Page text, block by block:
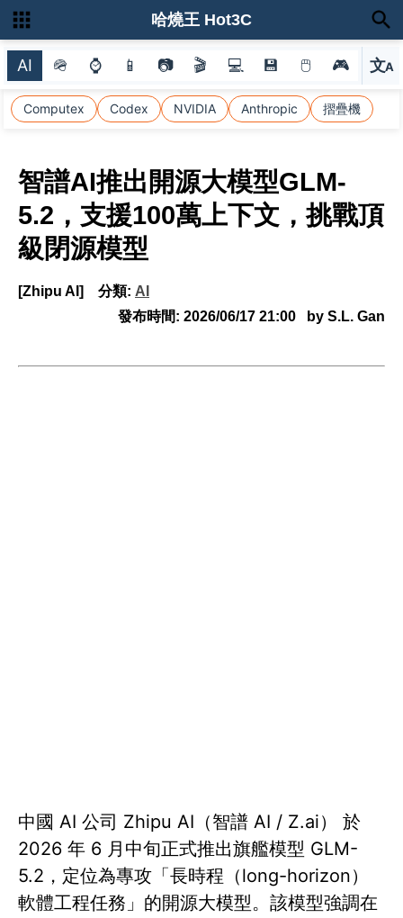
AI 🪖 ⌚ 📱 📷 🎬 💻 💾 🖱 🎮 文A
選
Computex Codex NVIDIA Anthropic 摺疊機
哈燒王 Hot3C
智譜AI推出開源大模型GLM-
5.2，支援100萬上下文，挑戰頂
級閉源模型
[Zhipu AI] 分類: AI
發布時間: 2026/06/17 21:00 by S.L. Gan
中國 AI 公司 Zhipu AI（智譜 AI / Z.ai） 於
2026 年 6 月中旬正式推出旗艦模型 GLM-
5.2，定位為專攻「長時程（long-horizon）
軟體工程任務」的開源大模型。該模型強調在